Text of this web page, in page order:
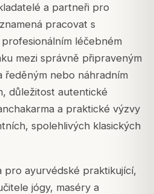
a partneři pro
pracovat s
léčebném
mezi správně připraveným
ředěným nebo náhradním
důležitost autentické
a praktické výzvy
spolehlivých klasických
pro ayurvédské praktikující,
jógy, maséry a